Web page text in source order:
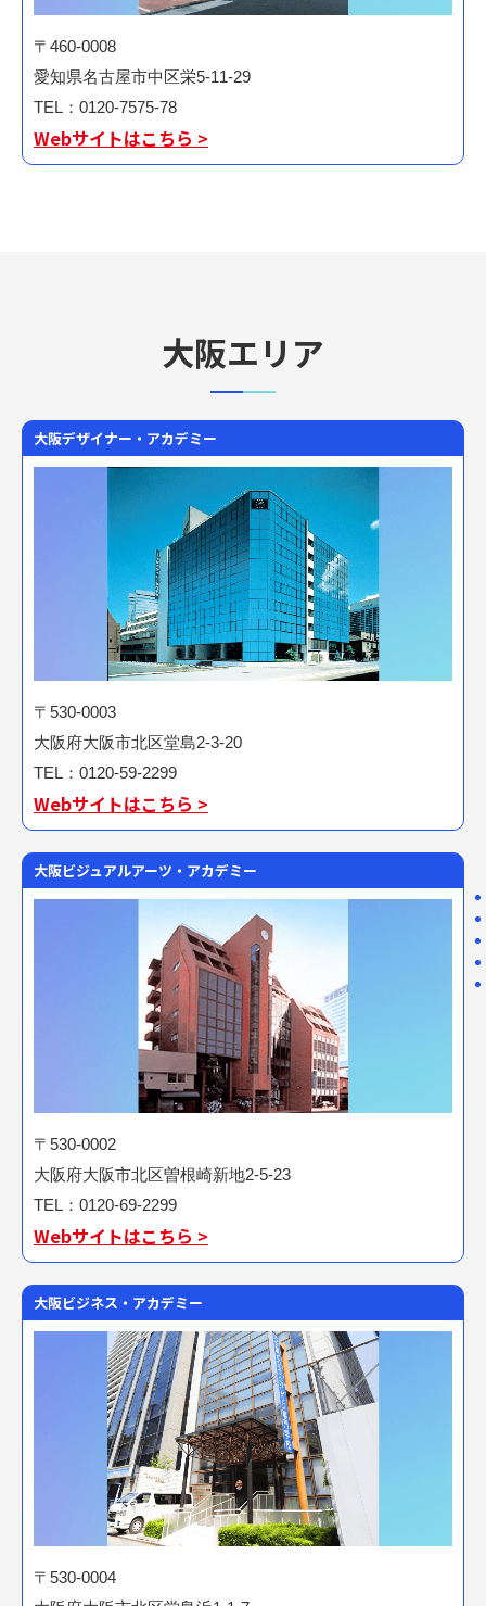
〒460-0008
愛知県名古屋市中区栄5-11-29
TEL：0120-7575-78
Webサイトはこちら >
大阪エリア
大阪デザイナー・アカデミー
〒530-0003
大阪府大阪市北区堂島2-3-20
TEL：0120-59-2299
Webサイトはこちら >
大阪ビジュアルアーツ・アカデミー
〒530-0002
大阪府大阪市北区曽根崎新地2-5-23
TEL：0120-69-2299
Webサイトはこちら >
大阪ビジネス・アカデミー
〒530-0004